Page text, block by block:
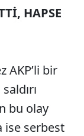
HAPSE
AKP’li bir
bu olay
ise serbest